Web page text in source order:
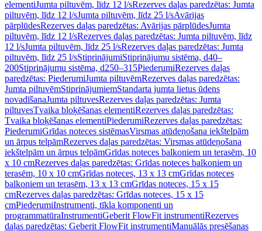
elementiJumta piltuvēm, līdz 12 l/sRezerves daļas paredzētas: Jumta
piltuvēm, līdz 12 l/sJumta piltuvēm, līdz 25 l/sAvārijas
pārplūdesRezerves daļas paredzētas: Avārijas pārplūdesJumta
piltuvēm, līdz 12 l/sRezerves daļas paredzētas: Jumta piltuvēm, līdz
12 l/sJumta piltuvēm, līdz 25 l/sRezerves daļas paredzētas: Jumta
piltuvēm, līdz 25 l/sStiprinājumiStiprinājumu sistēma, d40–
200Stiprinājumu sistēma, d250–315PiederumiRezerves daļas
paredzētas: PiederumiJumta piltuvēmRezerves daļas paredzētas:
Jumta piltuvēmStiprinājumiemStandarta jumta lietus ūdens
novadīšanaJumta piltuvesRezerves daļas paredzētas: Jumta
piltuvesTvaika bloķēšanas elementiRezerves daļas paredzētas:
Tvaika bloķēšanas elementiPiederumiRezerves daļas paredzētas:
PiederumiGrīdas noteces sistēmasVirsmas atūdeņošana iekštelpām
un ārpus telpāmRezerves daļas paredzētas: Virsmas atūdeņošana
iekštelpām un ārpus telpāmGrīdas noteces balkoniem un terasēm, 10
x 10 cmRezerves daļas paredzētas: Grīdas noteces balkoniem un
terasēm, 10 x 10 cmGrīdas noteces, 13 x 13 cmGrīdas noteces
balkoniem un terasēm, 13 x 13 cmGrīdas noteces, 15 x 15
cmRezerves daļas paredzētas: Grīdas noteces, 15 x 15
cmPiederumiInstrumenti, tīkla komponenti un
programmatūraInstrumentiGeberit FlowFit instrumentiRezerves
daļas paredzētas: Geberit FlowFit instrumentiManuālās presēšanas